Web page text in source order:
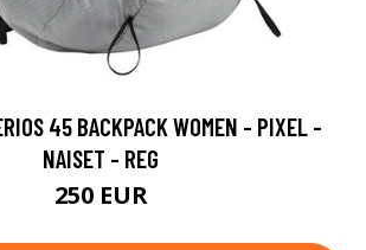
45 BACKPACK WOMEN - PIXEL -
NAISET - REG
250 EUR